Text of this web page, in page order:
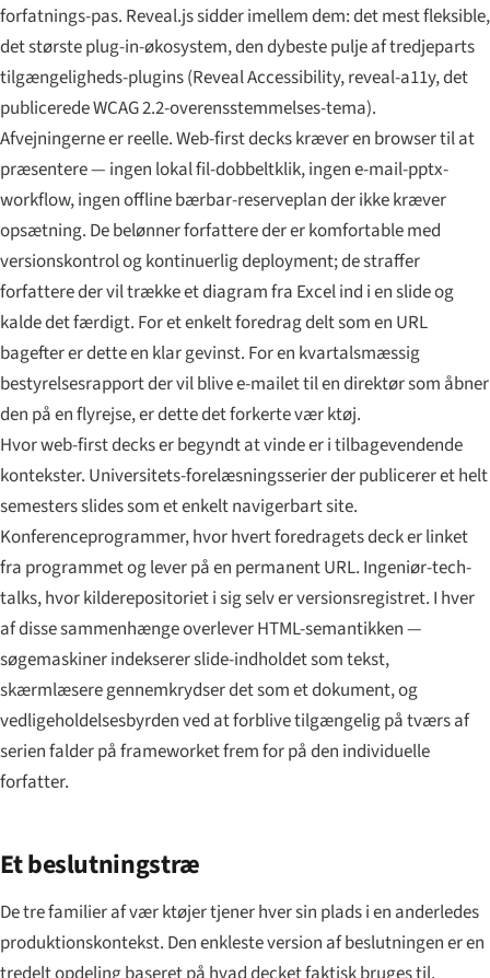
forfatnings-pas. Reveal.js sidder imellem dem: det mest fleksible,
det største plug-in-økosystem, den dybeste pulje af tredjeparts
tilgængeligheds-plugins (Reveal Accessibility, reveal-a11y, det
publicerede WCAG 2.2-overensstemmelses-tema).
Afvejningerne er reelle. Web-first decks kræver en browser til at
præsentere — ingen lokal fil-dobbeltklik, ingen e-mail-pptx-
workflow, ingen offline bærbar-reserveplan der ikke kræver
opsætning. De belønner forfattere der er komfortable med
versionskontrol og kontinuerlig deployment; de straffer
forfattere der vil trække et diagram fra Excel ind i en slide og
kalde det færdigt. For et enkelt foredrag delt som en URL
bagefter er dette en klar gevinst. For en kvartalsmæssig
bestyrelsesrapport der vil blive e-mailet til en direktør som åbner
den på en flyrejse, er dette det forkerte vær ktøj.
Hvor web-first decks er begyndt at vinde er i tilbagevendende
kontekster. Universitets-forelæsningsserier der publicerer et helt
semesters slides som et enkelt navigerbart site.
Konferenceprogrammer, hvor hvert foredragets deck er linket
fra programmet og lever på en permanent URL. Ingeniør-tech-
talks, hvor kilderepositoriet i sig selv er versionsregistret. I hver
af disse sammenhænge overlever HTML-semantikken —
søgemaskiner indekserer slide-indholdet som tekst,
skærmlæsere gennemkrydser det som et dokument, og
vedligeholdelsesbyrden ved at forblive tilgængelig på tværs af
serien falder på frameworket frem for på den individuelle
forfatter.
Et beslutningstræ
De tre familier af vær ktøjer tjener hver sin plads i en anderledes
produktionskontekst. Den enkleste version af beslutningen er en